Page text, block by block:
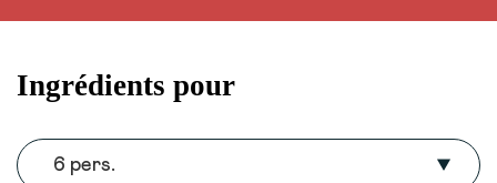
Ingrédients pour
6 pers.